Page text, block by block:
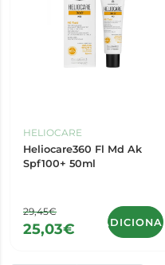
HELIOCARE
Heliocare360 Fl Md Ak
Spf100+ 50ml
29,45€
25,03€ ADICIONAR